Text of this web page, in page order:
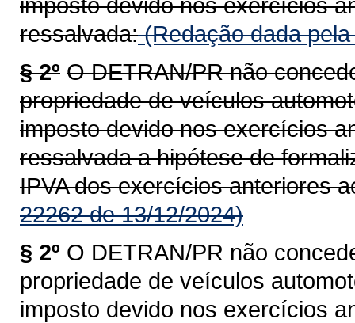
ressalvada:(Redação dada
§ 2º O DETRAN/PR não
propriedade de veículos
imposto devido nos exercícios
ressalvada a hipótese de
IPVA dos exercícios anteriores
22262 de 13/12/2024)
§ 2º O DETRAN/PR não
propriedade de veículos
imposto devido nos exercícios